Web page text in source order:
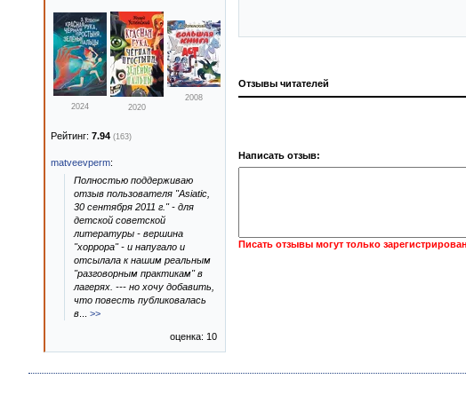
Отзывы читателей
Написать отзыв:
Писать отзывы могут только
2024 2020
2008
Рейтинг: 7.94 (163)
matveevperm:
Полностью поддерживаю
отзыв пользователя "Asiatic,
30 сентября 2011 г." - для
детской советской
литературы - вершина
"хоррора" - и напугало и
отсылала к нашим реальным
"разговорным практикам" в
лагерях. --- но хочу добавить,
что повесть публиковалась
в
>>
оценка: 10